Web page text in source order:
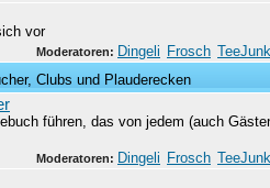
vor
Moderatoren: Dingeli Frosch
Clubs und Plauderecken
führen, das von jedem (auch
Moderatoren: Dingeli Frosch